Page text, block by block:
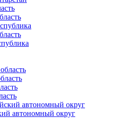
автономный округ
автономный округ